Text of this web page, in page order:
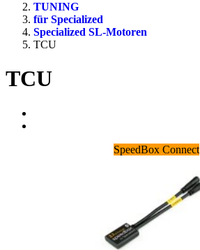
TUNING
für Specialized
Specialized SL-Motoren
TCU
TCU
SpeedBox Connect